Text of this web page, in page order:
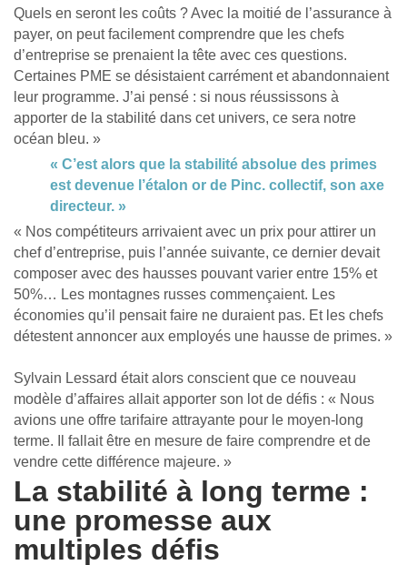
Quels en seront les coûts ? Avec la moitié de l’assurance à
payer, on peut facilement comprendre que les chefs
d’entreprise se prenaient la tête avec ces questions.
Certaines PME se désistaient carrément et abandonnaient
leur programme. J’ai pensé : si nous réussissons à
apporter de la stabilité dans cet univers, ce sera notre
océan bleu. »
« C’est alors que la stabilité absolue des primes
est devenue l’étalon or de Pinc. collectif, son axe
directeur. »
« Nos compétiteurs arrivaient avec un prix pour attirer un
chef d’entreprise, puis l’année suivante, ce dernier devait
composer avec des hausses pouvant varier entre 15% et
50%… Les montagnes russes commençaient. Les
économies qu’il pensait faire ne duraient pas. Et les chefs
détestent annoncer aux employés une hausse de primes. »
Sylvain Lessard était alors conscient que ce nouveau
modèle d’affaires allait apporter son lot de défis : « Nous
avions une offre tarifaire attrayante pour le moyen-long
terme. Il fallait être en mesure de faire comprendre et de
vendre cette différence majeure. »
La stabilité à long terme :
une promesse aux
multiples défis